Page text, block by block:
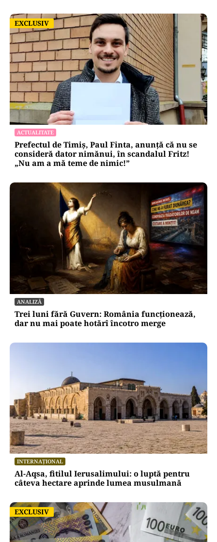
EXCLUSIV
EXCLUSIV
ACTUALITATE
Prefectul de Timiș, Paul Finta, anunță că nu se
consideră dator nimănui, în scandalul Fritz!
„Nu am a mă teme de nimic!”
ANALIZĂ
Trei luni fără Guvern: România funcționează,
dar nu mai poate hotărî încotro merge
INTERNAȚIONAL
Al-Aqsa, fitilul Ierusalimului: o luptă pentru
câteva hectare aprinde lumea musulmană
EXCLUSIV
EXCLUSIV